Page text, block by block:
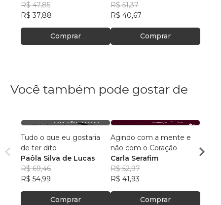
R$ 47,85
R$ 37,88
Comprar
R$ 51,37
R$ 40,67
Comprar
Você também pode gostar de
Tudo o que eu gostaria
de ter dito
Paôla Silva de Lucas
R$ 69,46
R$ 54,99
Comprar
Agindo com a mente e
não com o Coração
Carla Serafim
R$ 52,97
R$ 41,93
Comprar
habita